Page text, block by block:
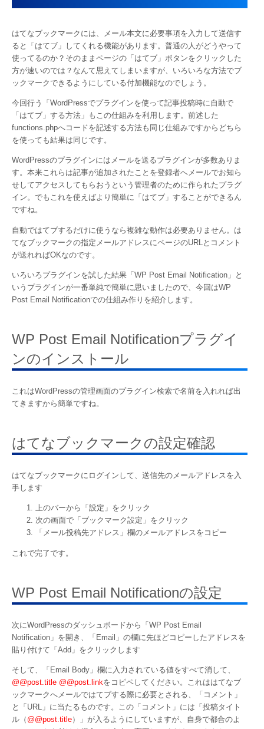
はてなブックマークには、メール本文に必要事項を入力して送信す
ると「はてブ」してくれる機能があります。普通の人がどうやって
使ってるのか？そのままページの「はてブ」ボタンをクリックした
方が速いのでは？なんて思えてしまいますが、いろいろな方法でブ
ックマークできるようにしている付加機能なのでしょう。
今回行う「WordPressでプラグインを使って記事投稿時に自動で
「はてブ」する方法」もこの仕組みを利用します。前述した
functions.phpへコードを記述する方法も同じ仕組みですからどちら
を使っても結果は同じです。
WordPressのプラグインにはメールを送るプラグインが多数ありま
す。本来これらは記事が追加されたことを登録者へメールでお知ら
せしてアクセスしてもらおうという管理者のために作られたプラグ
イン。でもこれを使えばより簡単に「はてブ」することができるん
ですね。
自動ではてブするだけに使うなら複雑な動作は必要ありません。は
てなブックマークの指定メールアドレスにページのURLとコメント
が送れればOKなのです。
いろいろプラグインを試した結果「WP Post Email Notification」と
いうプラグインが一番単純で簡単に思いましたので、今回はWP
Post Email Notificationでの仕組み作りを紹介します。
WP Post Email Notificationプラグイ
ンのインストール
これはWordPressの管理画面のプラグイン検索で名前を入れれば出
てきますから簡単ですね。
はてなブックマークの設定確認
はてなブックマークにログインして、送信先のメールアドレスを入
手します
上のバーから「設定」をクリック
次の画面で「ブックマーク設定」をクリック
「メール投稿先アドレス」欄のメールアドレスをコピー
これで完了です。
WP Post Email Notificationの設定
次にWordPressのダッシュボードから「WP Post Email
Notification」を開き、「Email」の欄に先ほどコピーしたアドレスを
貼り付けて「Add」をクリックします
そして、「Email Body」欄に入力されている値をすべて消して、
@@post.title @@post.linkをコピペしてください。これははてなブ
ックマークへメールではてブする際に必要とされる、「コメント」
と「URL」に当たるものです。この「コメント」には「投稿タイト
ル（ @@post.title）」が入るようにしていますが、自身で都合のよ